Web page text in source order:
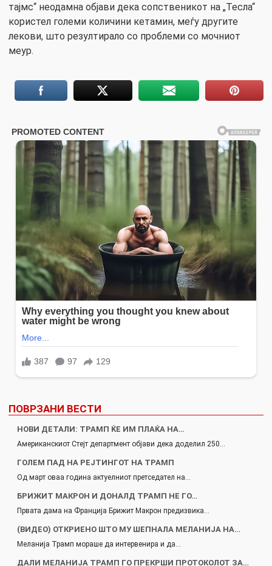
тајмс“ неодамна објави дека сопственикот на „Тесла“
користел големи количини кетамин, меѓу другите
лекови, што резултирало со проблеми со мочниот
меур.
ПОВРЗАНИ ВЕСТИ
НОВИ ДЕТАЛИ: ТРАМП ЌЕ ИМ ПЛАЌА НА…
Американскиот Стејт департмент објави дека доделил 250…
ГОЛЕМ ПАД НА РЕЈТИНГОТ НА ТРАМП
Од март оваа година актуелниот претседател на…
БРИЖИТ МАКРОН И ДОНАЛД ТРАМП НЕ ГО…
Првата дама на Франција Брижит Макрон предизвика…
(ВИДЕО) ОТКРИЕНО ШТО МУ ШЕПНАЛА МЕЛАНИЈА НА…
Меланија Трамп мораше да интервенира и да…
ДАЛИ МЕЛАНИЈА ТРАМП ГО ПРЕКРШИ ПРОТОКОЛОТ ЗА…